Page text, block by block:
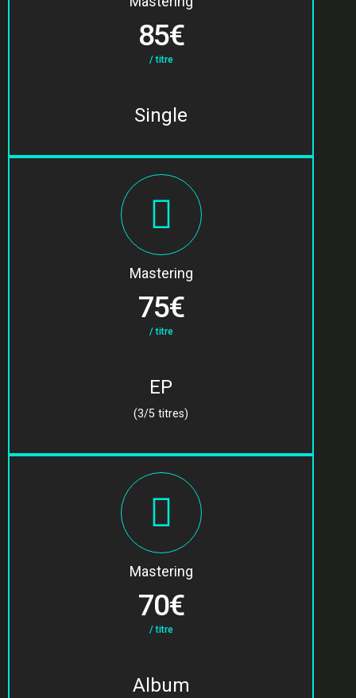
85€
/ titre
Single
Mastering
75€
/ titre
EP
(3/5 titres)
Mastering
70€
/ titre
Album